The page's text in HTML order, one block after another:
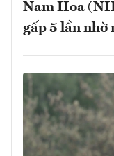
Nam Hoa
gấp 5 lần nhờ